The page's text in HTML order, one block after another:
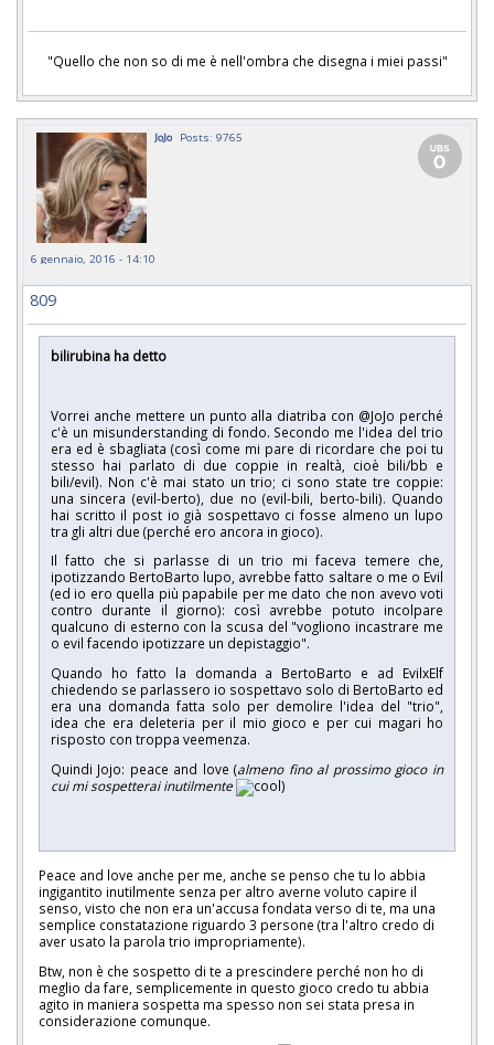
"Quello che non so di me è nell'ombra che disegna i miei passi"
JoJo Posts: 9765
6 gennaio, 2016 - 14:10
809
bilirubina ha detto
Vorrei anche mettere un punto alla diatriba con @JoJo perché
c'è un misunderstanding di fondo. Secondo me l'idea del trio
era ed è sbagliata (così come mi pare di ricordare che poi tu
stesso hai parlato di due coppie in realtà, cioè bili/bb e
bili/evil). Non c'è mai stato un trio; ci sono state tre coppie:
una sincera (evil-berto), due no (evil-bili, berto-bili). Quando
hai scritto il post io già sospettavo ci fosse almeno un lupo
tra gli altri due (perché ero ancora in gioco).
Il fatto che si parlasse di un trio mi faceva temere che,
ipotizzando BertoBarto lupo, avrebbe fatto saltare o me o Evil
(ed io ero quella più papabile per me dato che non avevo voti
contro durante il giorno): così avrebbe potuto incolpare
qualcuno di esterno con la scusa del "vogliono incastrare me
o evil facendo ipotizzare un depistaggio".
Quando ho fatto la domanda a BertoBarto e ad EvilxElf
chiedendo se parlassero io sospettavo solo di BertoBarto ed
era una domanda fatta solo per demolire l'idea del "trio",
idea che era deleteria per il mio gioco e per cui magari ho
risposto con troppa veemenza.
Quindi Jojo: peace and love (almeno fino al prossimo gioco in
cui mi sospetterai inutilmente
)
Peace and love anche per me, anche se penso che tu lo abbia
ingigantito inutilmente senza per altro averne voluto capire il
senso, visto che non era un'accusa fondata verso di te, ma una
semplice constatazione riguardo 3 persone (tra l'altro credo di
aver usato la parola trio impropriamente).
Btw, non è che sospetto di te a prescindere perché non ho di
meglio da fare, semplicemente in questo gioco credo tu abbia
agito in maniera sospetta ma spesso non sei stata presa in
considerazione comunque.